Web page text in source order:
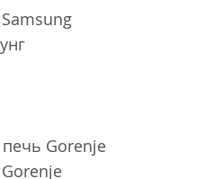
Gorenje